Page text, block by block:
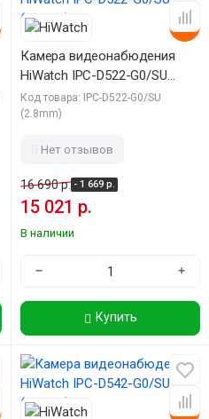
-10%
Камера видеонабюдения
HiWatch IPC-D522-G0/SU
(2.8mm)
Код товара: IPC-D522-G0/SU
(2.8mm)
Нет отзывов
16 690 р. - 1 669 р.
15 021 р.
В наличии
− +
Купить
-10%